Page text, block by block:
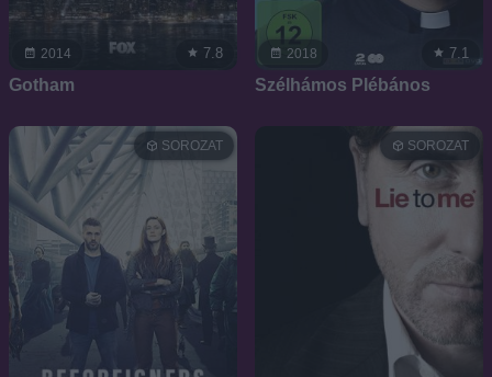
2014 7.8
Gotham
2018 7.1
Szélhámos Plébános
SOROZAT SOROZAT